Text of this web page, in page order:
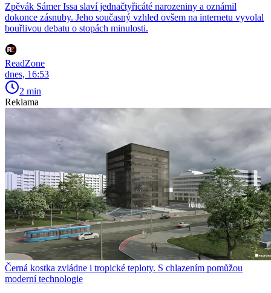
Zpěvák Sámer Issa slaví jednačtyřicáté narozeniny a oznámil
dokonce zásnuby. Jeho současný vzhled ovšem na internetu vyvolal
bouřlivou debatu o stopách minulosti.
ReadZone
dnes, 16:53
2 min
Reklama
Černá kostka zvládne i tropické teploty. S chlazením pomůžou
moderní technologie